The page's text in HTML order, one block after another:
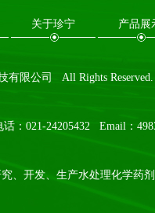
关于珍宁 产品展
有限公司 All Rights Reserved.
：021-24205432 Email：
、开发、生产水处理化学药